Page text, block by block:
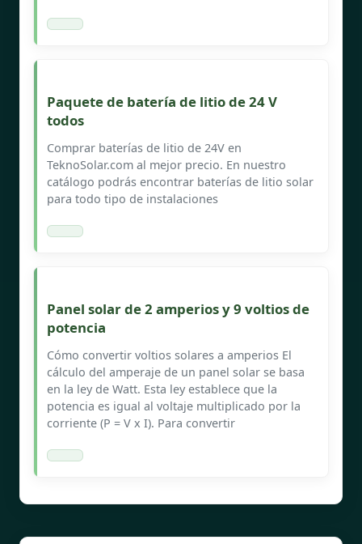
Paquete de batería de litio de 24 V
todos
Comprar baterías de litio de 24V en
TeknoSolar.com al mejor precio. En nuestro
catálogo podrás encontrar baterías de litio solar
para todo tipo de instalaciones
Panel solar de 2 amperios y 9 voltios de
potencia
Cómo convertir voltios solares a amperios El
cálculo del amperaje de un panel solar se basa
en la ley de Watt. Esta ley establece que la
potencia es igual al voltaje multiplicado por la
corriente (P = V x I). Para convertir